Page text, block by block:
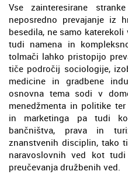
Vse zainteresirane
neposredno prevajanje iz
besedila, ne samo
tudi namena in
tolmači lahko pristopijo
tiče področij sociologije,
medicine in gradbene
osnovna tema sodi v
menedžmenta in politike
in marketinga pa tudi
bančništva, prava in
znanstvenih disciplin, tako
naravoslovnih ved kot
preučevanja družbenih ved.